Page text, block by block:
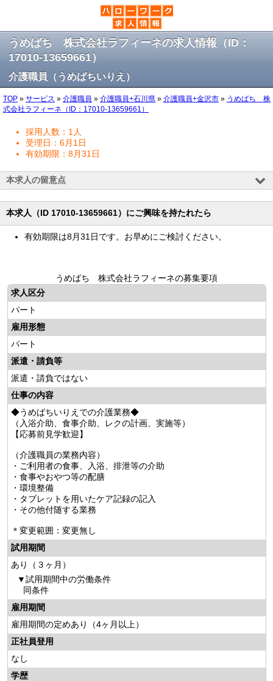
うめばち 株式会社ラフィーネの求人情報（ID：
17010-13659661）
介護職員（うめばちいりえ）
TOP » サービス » 介護職員 » 介護職員+石川県 » 介護職員+金沢市 » うめばち 株
式会社ラフィーネ（ID：17010-13659661）
採用人数：1人
受理日：6月1日
有効期限：8月31日
本求人の留意点
本求人（ID 17010-13659661）にご興味を持たれたら
有効期限は8月31日です。お早めにご検討ください。
うめばち 株式会社ラフィーネの募集要項
求人区分
パート
雇用形態
パート
派遣・請負等
派遣・請負ではない
仕事の内容
◆うめばちいりえでの介護業務◆
（入浴介助、食事介助、レクの計画、実施等）
【応募前見学歓迎】
（介護職員の業務内容）
・ご利用者の食事、入浴、排泄等の介助
・食事やおやつ等の配膳
・環境整備
・タブレットを用いたケア記録の記入
・その他付随する業務
＊変更範囲：変更無し
試用期間
あり（３ヶ月）
試用期間中の労働条件
同条件
雇用期間
雇用期間の定めあり（4ヶ月以上）
正社員登用
なし
学歴